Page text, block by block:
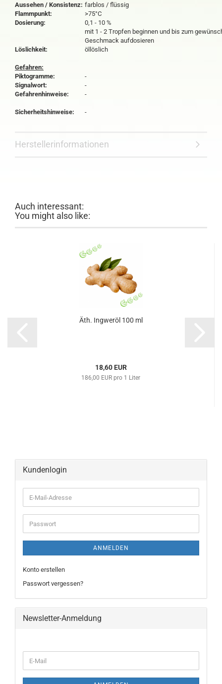
Aussehen / Konsistenz: farblos / flüssig
Flammpunkt:
>75°C
Dosierung:
0,1 - 10 %
mit 1 - 2 Tropfen beginnen und bis zum
Geschmack aufdosieren
Löslichkeit:
öllöslich
Gefahren:
Piktogramme:
-
Signalwort:
-
Gefahrenhinweise:
-
Sicherheitshinweise: -
Herstellerinformationen
Auch interessant:
You might also like:
Äth. Ingweröl 100 ml
18,60 EUR
186,00 EUR pro 1 Liter
Kundenlogin
ANMELDEN
Konto erstellen
Passwort vergessen?
Newsletter-Anmeldung